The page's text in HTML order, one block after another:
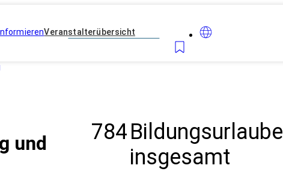
Veranstalterübersicht
und 784Bildungsurlaube
insgesamt